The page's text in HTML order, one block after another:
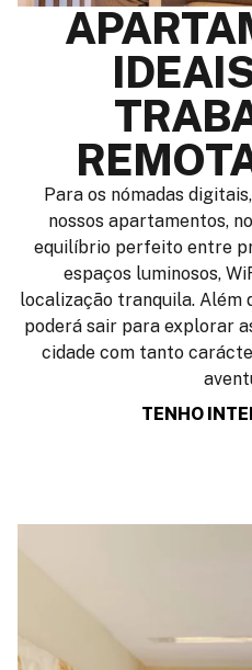
Para os nómadas
nossos apartamentos,
equilíbrio perfeito entre
espaços luminosos,
localização tranquila. Além
poderá sair para explorar
cidade com tanto
TENHO